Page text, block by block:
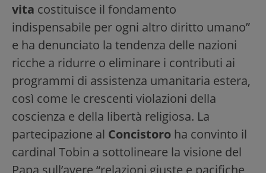
vita costituisce il fondamento
indispensabile per ogni altro diritto umano”
e ha denunciato la tendenza delle nazioni
ricche a ridurre o eliminare i contributi ai
programmi di assistenza umanitaria estera,
così come le crescenti violazioni della
coscienza e della libertà religiosa. La
partecipazione al Concistoro ha convinto il
cardinal Tobin a sottolineare la visione del
Papa sull’avere “relazioni giuste e pacifiche